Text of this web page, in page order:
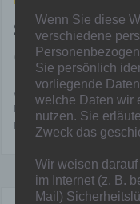
Spiel der C1
Von Mainka in
Auf Grund kranker und
Düsseldorf-West das
Ruhr-Liga ab. Ein neuer
Wenn Sie diese
verschiedene
Sie persönlich
vorliegende
welche Daten wir
nutzen. Sie
Zweck das
Wir weisen
im Internet (z. B.
Mail)